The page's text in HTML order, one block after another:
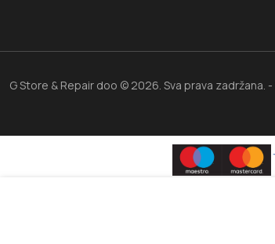
G Store & Repair doo © 2026. Sva prava zadržana. -